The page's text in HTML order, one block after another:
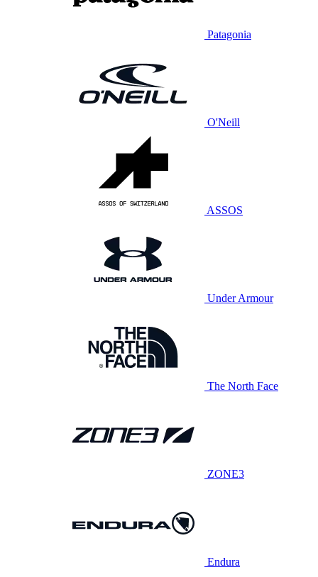
Patagonia
O'Neill
ASSOS
Under Armour
The North Face
ZONE3
Endura